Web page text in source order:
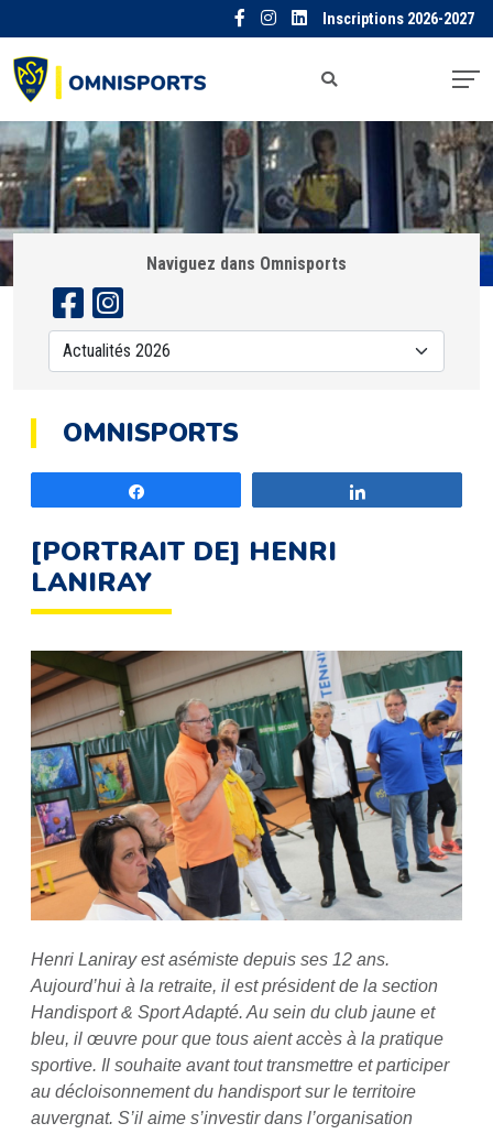
Inscriptions 2026-2027
Naviguez dans Omnisports
OMNISPORTS
[PORTRAIT DE] HENRI
LANIRAY
Henri Laniray est asémiste depuis ses 12 ans.
Aujourd’hui à la retraite, il est président de la section
Handisport & Sport Adapté. Au sein du club jaune et
bleu, il œuvre pour que tous aient accès à la pratique
sportive. Il souhaite avant tout transmettre et participer
au décloisonnement du handisport sur le territoire
auvergnat. S’il aime s’investir dans l’organisation